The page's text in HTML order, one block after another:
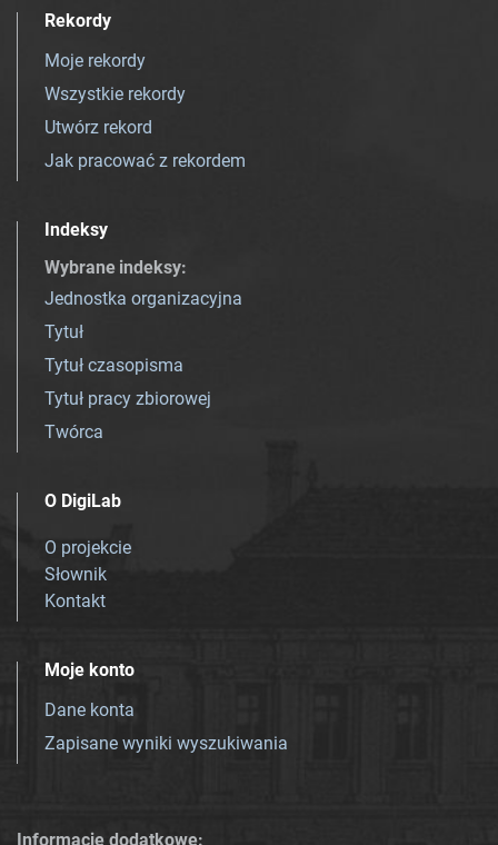
Rekordy
Moje rekordy
Wszystkie rekordy
Utwórz rekord
Jak pracować z rekordem
Indeksy
Wybrane indeksy:
Jednostka organizacyjna
Tytuł
Tytuł czasopisma
Tytuł pracy zbiorowej
Twórca
O DigiLab
O projekcie
Słownik
Kontakt
Moje konto
Dane konta
Zapisane wyniki wyszukiwania
Informacje dodatkowe: